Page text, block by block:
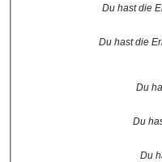
Du hast die
Du hast die
Du
Du
Du